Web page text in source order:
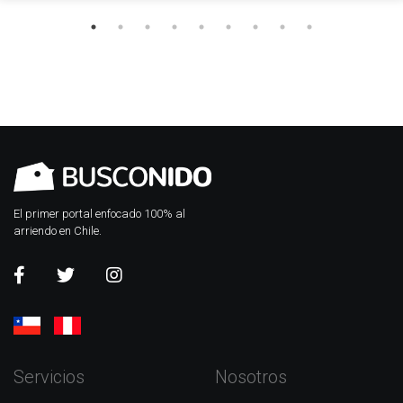
El primer portal enfocado 100% al
arriendo en Chile.
Servicios Nosotros